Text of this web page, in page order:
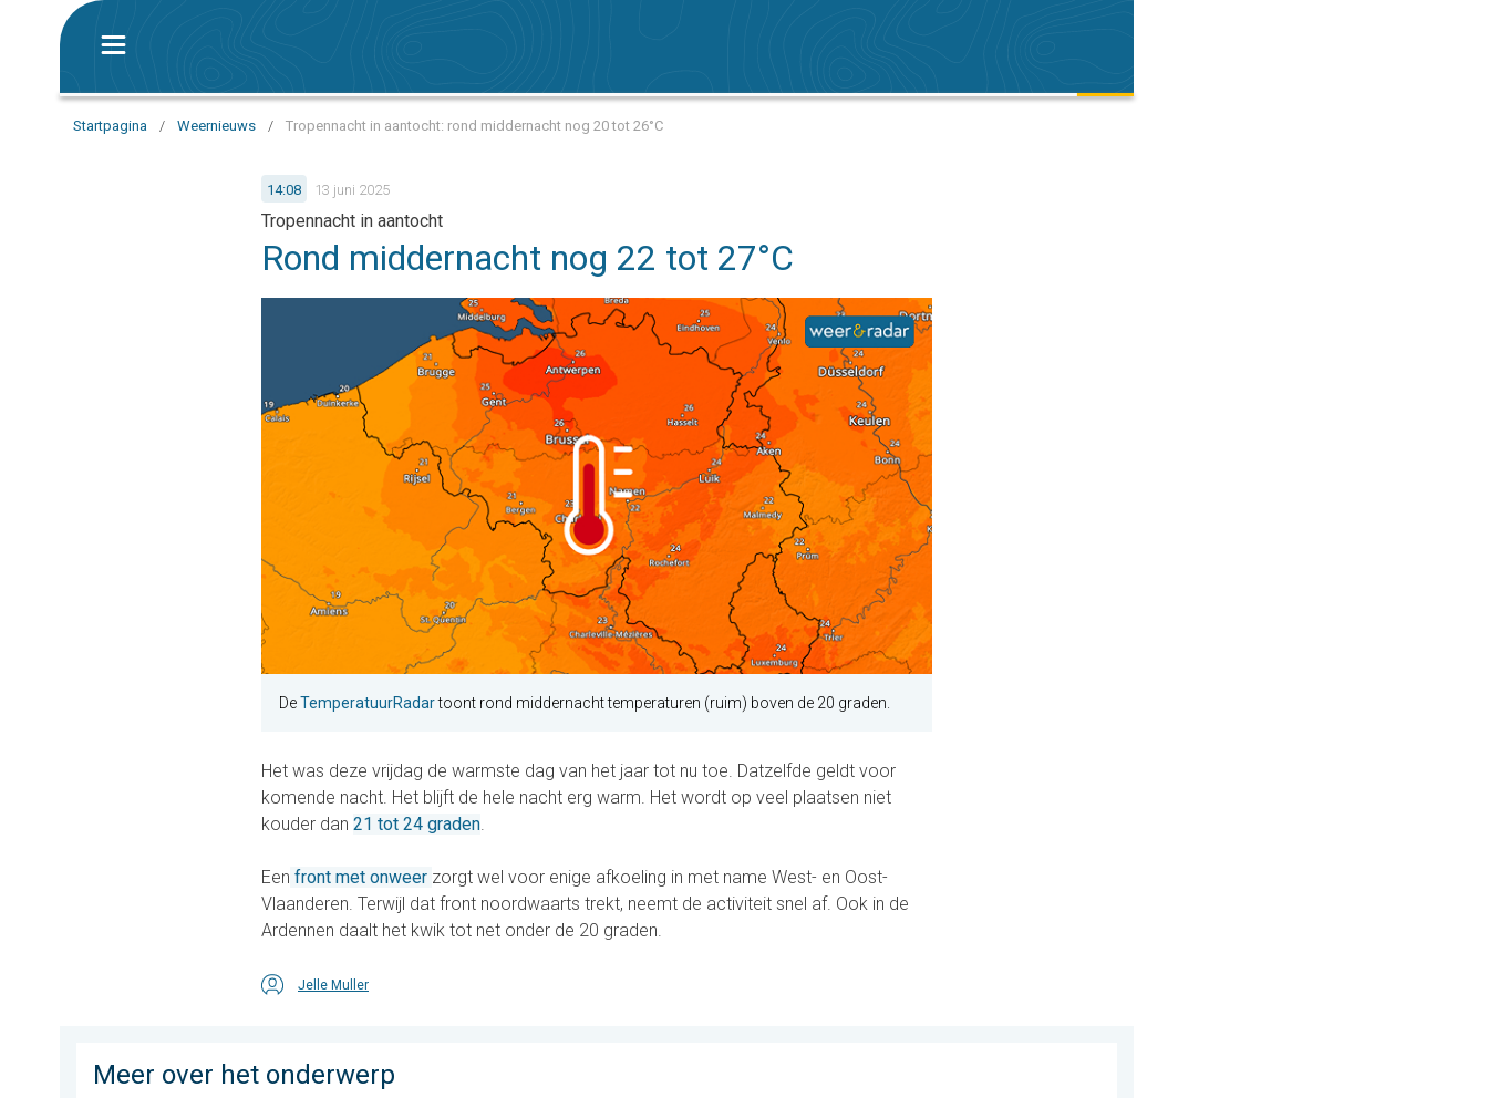
Startpagina / Weernieuws / Tropennacht in aantocht: rond middernacht nog 20 tot 26°C
14:08 13 juni 2025
Tropennacht in aantocht
Rond middernacht nog 22 tot 27°C
DeTemperatuurRadartoont rond middernacht temperaturen (ruim) boven de 20 graden.
Het was deze vrijdag de warmste dag van het jaar tot nu toe. Datzelfde geldt voor
komende nacht. Het blijft de hele nacht erg warm. Het wordt op veel plaatsen niet
kouder dan 21 tot 24 graden.
Een front met onweer zorgt wel voor enige afkoeling in met name West- en Oost-
Vlaanderen. Terwijl dat front noordwaarts trekt, neemt de activiteit snel af. Ook in de
Ardennen daalt het kwik tot net onder de 20 graden.
Jelle Muller
Meer over het onderwerp